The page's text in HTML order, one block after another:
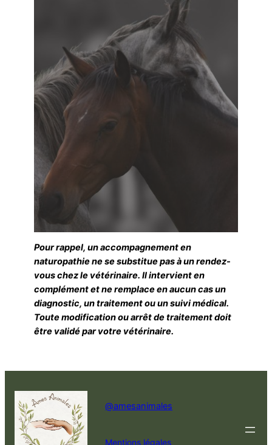
Pour rappel, un accompagnement en
naturopathie ne se substitue pas à un rendez-
vous chez le vétérinaire. Il intervient en
complément et ne remplace en aucun cas un
diagnostic, un traitement ou un suivi médical.
Toute modification ou arrêt de traitement doit
être validé par votre vétérinaire.
@amesanimales
Mentions légales